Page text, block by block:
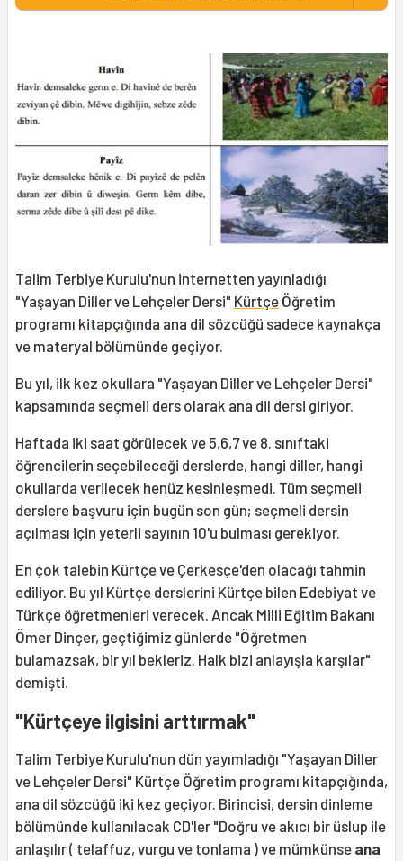
Talim Terbiye Kurulu'nun internetten yayınladığı
"Yaşayan Diller ve Lehçeler Dersi" Kürtçe Öğretim
programı kitapçığında ana dil sözcüğü sadece kaynakça
ve materyal bölümünde geçiyor.
Bu yıl, ilk kez okullara "Yaşayan Diller ve Lehçeler Dersi"
kapsamında seçmeli ders olarak ana dil dersi giriyor.
Haftada iki saat görülecek ve 5,6,7 ve 8. sınıftaki
öğrencilerin seçebileceği derslerde, hangi diller, hangi
okullarda verilecek henüz kesinleşmedi. Tüm seçmeli
derslere başvuru için bugün son gün; seçmeli dersin
açılması için yeterli sayının 10'u bulması gerekiyor.
En çok talebin Kürtçe ve Çerkesçe'den olacağı tahmin
ediliyor. Bu yıl Kürtçe derslerini Kürtçe bilen Edebiyat ve
Türkçe öğretmenleri verecek. Ancak Milli Eğitim Bakanı
Ömer Dinçer, geçtiğimiz günlerde "Öğretmen
bulamazsak, bir yıl bekleriz. Halk bizi anlayışla karşılar"
demişti.
"Kürtçeye ilgisini arttırmak"
Talim Terbiye Kurulu'nun dün yayımladığı "Yaşayan Diller
ve Lehçeler Dersi" Kürtçe Öğretim programı kitapçığında,
ana dil sözcüğü iki kez geçiyor. Birincisi, dersin dinleme
bölümünde kullanılacak CD'ler "Doğru ve akıcı bir üslup ile
anlaşılır ( telaffuz, vurgu ve tonlama ) ve mümkünse ana